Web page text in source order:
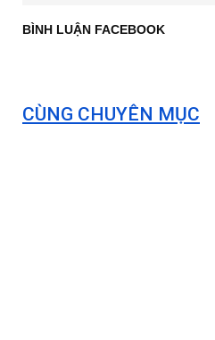
BÌNH LUẬN FACEBOOK
CÙNG CHUYÊN MỤC